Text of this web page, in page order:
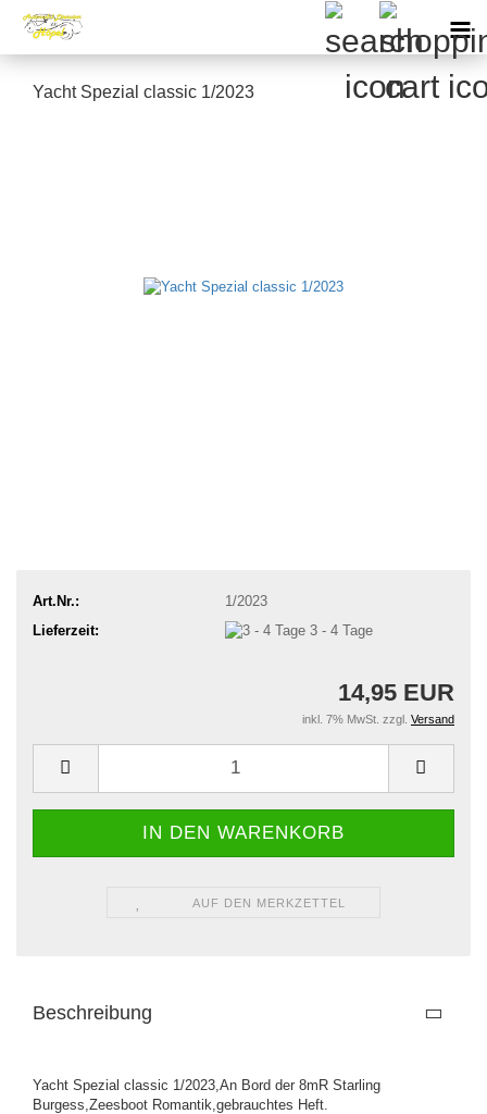
Yacht Spezial classic 1/2023
Art.Nr.:
1/2023
Lieferzeit:
3 - 4 Tage
14,95 EUR
inkl. 7% MwSt. zzgl. Versand
AUF DEN MERKZETTEL
Beschreibung
Yacht Spezial classic 1/2023,An Bord der 8mR Starling
Burgess,Zeesboot Romantik,gebrauchtes Heft.